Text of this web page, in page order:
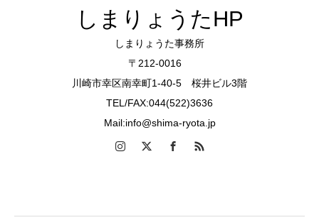
しまりょうたHP
しまりょうた事務所
〒212-0016
川崎市幸区南幸町1-40-5 桜井ビル3階
TEL/FAX:044(522)3636
Mail:info@shima-ryota.jp